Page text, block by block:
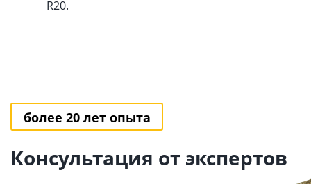
R20.
более 20 лет опыта
Консультация от экспертов